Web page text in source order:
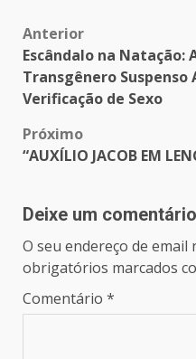
Post
navigation
Anterior
Escândalo na
Transgênero Suspenso
Verificação de Sexo
Próximo
“AUXÍLIO JACOB EM
Deixe um comentário
O seu endereço de email
obrigatórios marcados
Comentário *